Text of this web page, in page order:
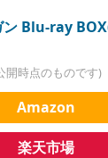
ン Blu-ray
開時点のものです)
Amazon
楽天市場